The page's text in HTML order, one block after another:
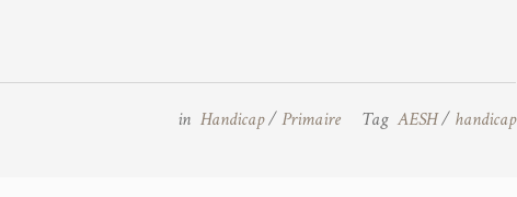
in Handicap/Primaire Tag AESH/ handicap